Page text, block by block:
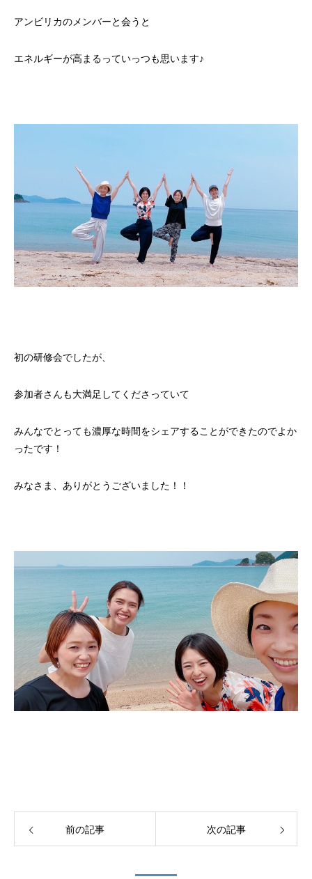
アンビリカのメンバーと会うと
エネルギーが高まるっていっつも思います♪
初の研修会でしたが、
参加者さんも大満足してくださっていて
みんなでとっても濃厚な時間をシェアすることができたのでよか
ったです！
みなさま、ありがとうございました！！
前の記事 次の記事